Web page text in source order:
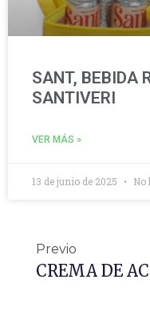
SANT, BEBIDA
SANTIVERI
VER MÁS »
13 de junio de 2025 No
Previo